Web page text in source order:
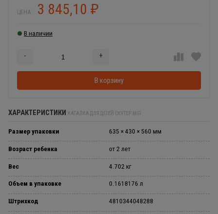
ЦЕНА: 3 845,10 ₽
В наличии
- +
В корзину
ХАРАКТЕРИСТИКИ КАТАЛКА ДЛЯ ДЕТЕЙ СКУТЕР MIG
Размер упаковки 635 × 430 × 560 мм
Возраст ребенка от 2 лет
Вес 4.702 кг
Объем в упаковке 0.1618176 л
Штрихкод 4810344048288